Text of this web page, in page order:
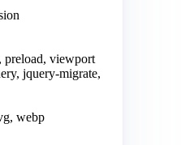
preload, viewport
jquery-migrate,
webp